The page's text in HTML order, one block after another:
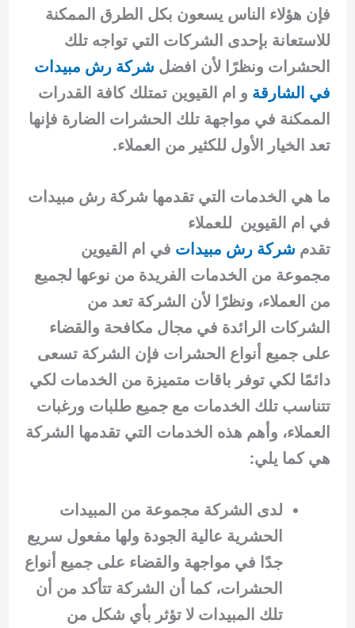
فإن هؤلاء الناس يسعون بكل الطرق الممكنة
للاستعانة بإحدى الشركات التي تواجه تلك
الحشرات ونظرًا لأن افضل شركة رش مبيدات
في الشارقة و ام القيوين تمتلك كافة القدرات
الممكنة في مواجهة تلك الحشرات الضارة فإنها
تعد الخيار الأول للكثير من العملاء.
ما هي الخدمات التي تقدمها شركة رش مبيدات
في ام القيوين للعملاء
تقدم شركة رش مبيدات في ام القيوين
مجموعة من الخدمات الفريدة من نوعها لجميع
من العملاء، ونظرًا لأن الشركة تعد من
الشركات الرائدة في مجال مكافحة والقضاء
على جميع أنواع الحشرات فإن الشركة تسعى
دائمًا لكي توفر باقات متميزة من الخدمات لكي
تتناسب تلك الخدمات مع جميع طلبات ورغبات
العملاء، وأهم هذه الخدمات التي تقدمها الشركة
هي كما يلي:
لدى الشركة مجموعة من المبيدات
الحشرية عالية الجودة ولها مفعول سريع
جدًا في مواجهة والقضاء على جميع أنواع
الحشرات، كما أن الشركة تتأكد من أن
تلك المبيدات لا تؤثر بأي شكل من